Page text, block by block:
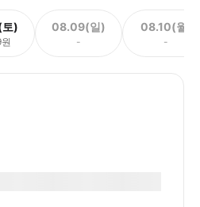
) 08.09(일)
-
08.10(월)
-